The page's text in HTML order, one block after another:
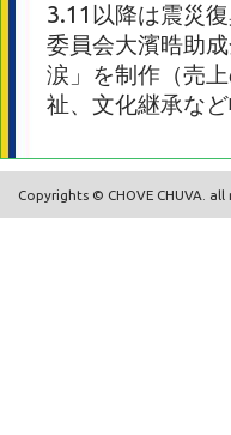
3.11以降は震災
委員会大濱晧助
涙」を制作（売
祉、文化継承な
Copyrights © CHOVE CHUVA.